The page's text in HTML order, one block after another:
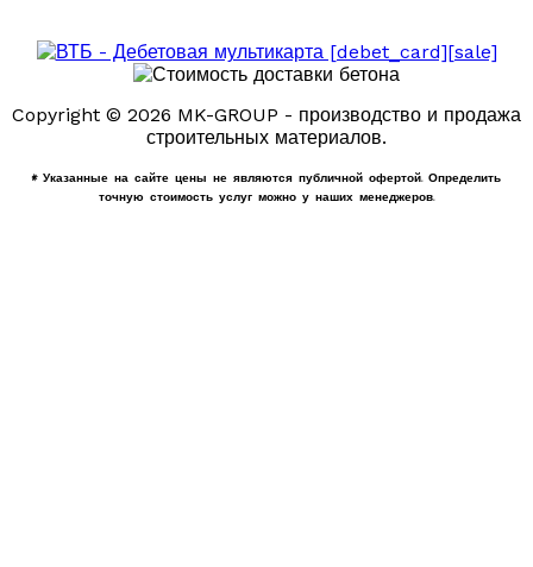
Copyright © 2026 MK-GROUP - производство и продажа
строительных материалов.
* Указанные на сайте цены не являются публичной офертой. Определить
точную стоимость услуг можно у наших менеджеров.